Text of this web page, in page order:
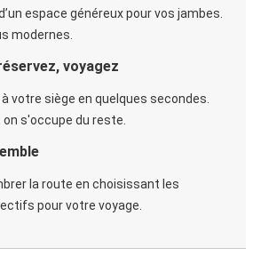
espace généreux pour vos jambes.
modernes.
voyagez
votre siège en quelques secondes.
s'occupe du reste.
la route en choisissant les
pour votre voyage.